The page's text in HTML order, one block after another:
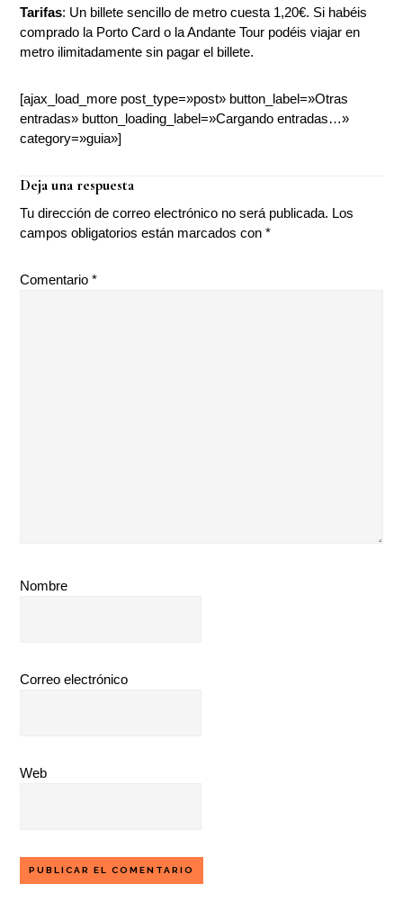
Tarifas: Un billete sencillo de metro cuesta 1,20€. Si habéis
comprado la Porto Card o la Andante Tour podéis viajar en
metro ilimitadamente sin pagar el billete.
[ajax_load_more post_type=»post» button_label=»Otras
entradas» button_loading_label=»Cargando entradas…»
category=»guia»]
Interacciones
con
los
lectores
Deja una respuesta
Tu dirección de correo electrónico no será publicada. Los
campos obligatorios están marcados con*
Comentario*
Nombre
Correo electrónico
Web